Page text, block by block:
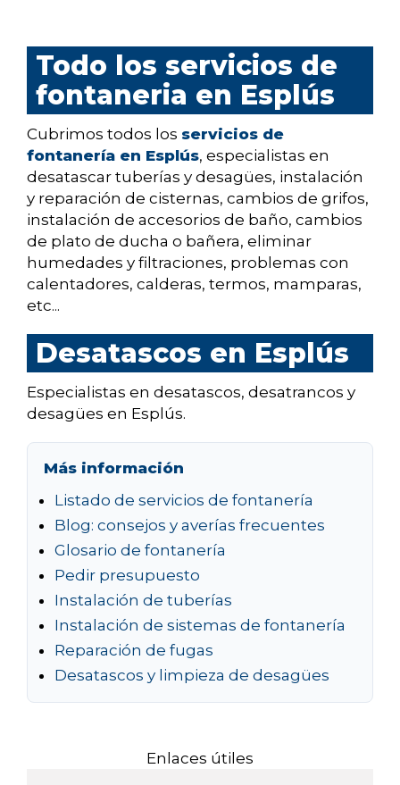
Todo los servicios de
fontaneria en Esplús
Cubrimos todos los servicios de
fontanería en Esplús, especialistas en
desatascar tuberías y desagües, instalación
y reparación de cisternas, cambios de grifos,
instalación de accesorios de baño, cambios
de plato de ducha o bañera, eliminar
humedades y filtraciones, problemas con
calentadores, calderas, termos, mamparas,
etc...
Desatascos en Esplús
Especialistas en desatascos, desatrancos y
desagües en Esplús.
Más información
Listado de servicios de fontanería
Blog: consejos y averías frecuentes
Glosario de fontanería
Pedir presupuesto
Instalación de tuberías
Instalación de sistemas de fontanería
Reparación de fugas
Desatascos y limpieza de desagües
Enlaces útiles